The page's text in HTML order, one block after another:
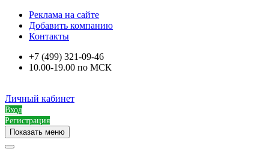
Реклама на сайте
Добавить компанию
Контакты
+7 (499) 321-09-46
10.00-19.00 по МСК
Личный кабинет
Вход
Регистрация
Показать меню